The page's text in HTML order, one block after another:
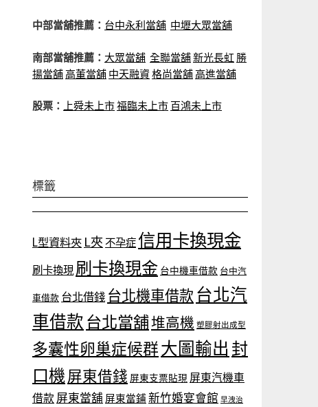
中部當舖推薦： 台中永利當舖 中壢大眾當舖
南部當舖推薦： 大眾當舖 全聯當舖新光長虹 勝
揚當舖高董當舖 中天融資格尚當舖高進當舖
股票： 上舜未上市福臨未上市 百鴻未上市
標籤
L型資料夾 L夾 不孕症 信用卡換現金
刷卡換現 刷卡換現金 台中機車借款 台中汽
車借款 台北借錢 台北機車借款 台北汽
車借款 台北當舖堆高機 塑膠射出成型
多囊性卵巢症候群大圖輸出 封
口機 屏東借錢 屏東支票貼現 屏東汽機車
借款 屏東當舖 屏東當鋪 新竹婚宴會館 早洩治